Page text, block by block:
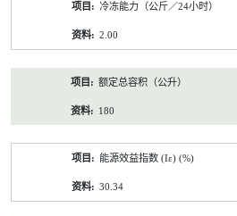
冷冻能力（公斤／24小时）
2.00
额定总容积（公升）
180
能源效益指数 (Iε) (%)
30.34